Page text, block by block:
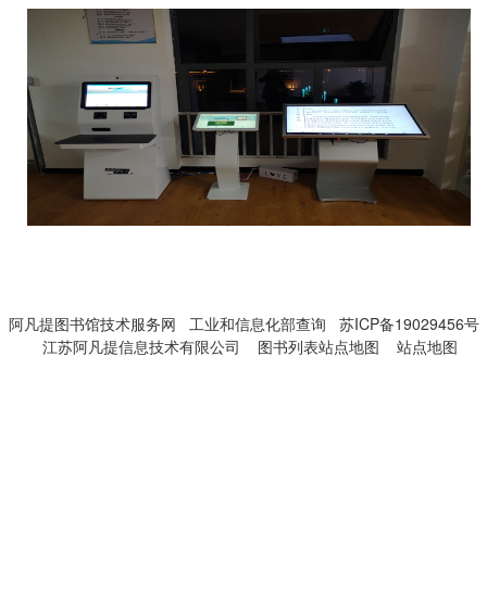
阿凡提图书馆技术服务网 工业和信息化部查询
苏ICP备19029456号
江苏阿凡提信息技术有限公司
图书列表站点地图 站点地图